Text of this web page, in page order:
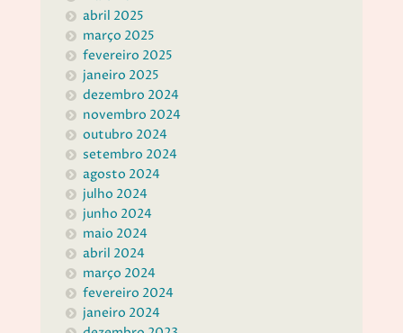
abril 2025
março 2025
fevereiro 2025
janeiro 2025
dezembro 2024
novembro 2024
outubro 2024
setembro 2024
agosto 2024
julho 2024
junho 2024
maio 2024
abril 2024
março 2024
fevereiro 2024
janeiro 2024